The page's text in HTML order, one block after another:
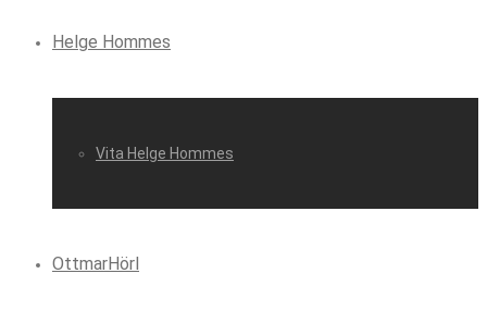
Helge Hommes
Vita Helge Hommes
OttmarHörl